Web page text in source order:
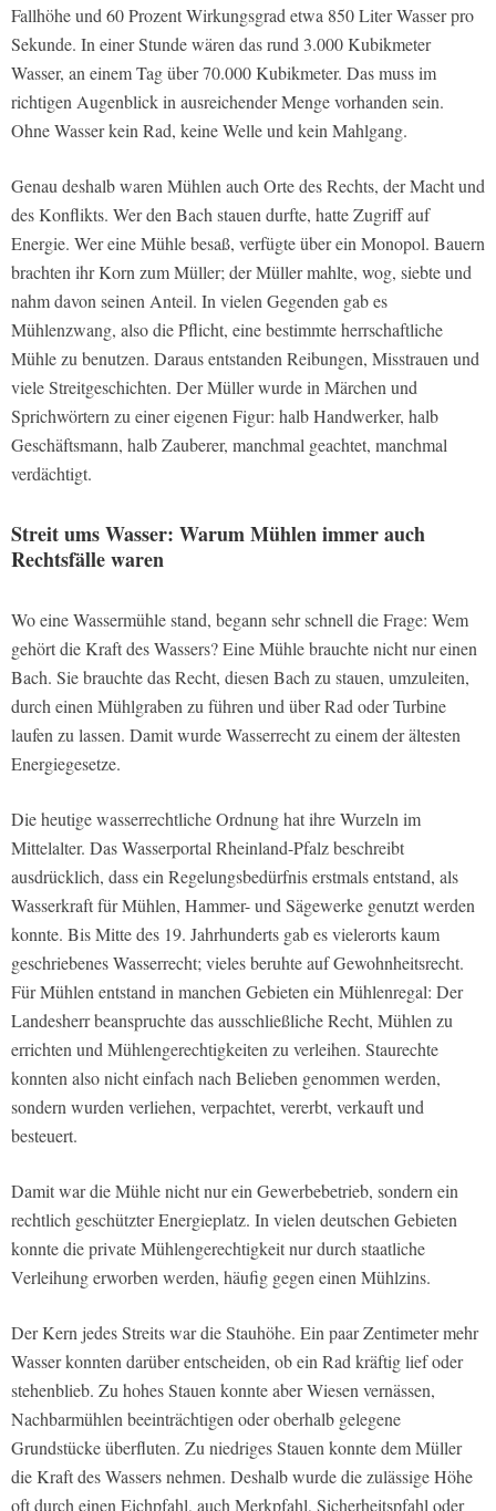
Fallhöhe und 60 Prozent Wirkungsgrad etwa 850 Liter Wasser pro
Sekunde. In einer Stunde wären das rund 3.000 Kubikmeter
Wasser, an einem Tag über 70.000 Kubikmeter. Das muss im
richtigen Augenblick in ausreichender Menge vorhanden sein.
Ohne Wasser kein Rad, keine Welle und kein Mahlgang.
Genau deshalb waren Mühlen auch Orte des Rechts, der Macht und
des Konflikts. Wer den Bach stauen durfte, hatte Zugriff auf
Energie. Wer eine Mühle besaß, verfügte über ein Monopol. Bauern
brachten ihr Korn zum Müller; der Müller mahlte, wog, siebte und
nahm davon seinen Anteil. In vielen Gegenden gab es
Mühlenzwang, also die Pflicht, eine bestimmte herrschaftliche
Mühle zu benutzen. Daraus entstanden Reibungen, Misstrauen und
viele Streitgeschichten. Der Müller wurde in Märchen und
Sprichwörtern zu einer eigenen Figur: halb Handwerker, halb
Geschäftsmann, halb Zauberer, manchmal geachtet, manchmal
verdächtigt.
Streit ums Wasser: Warum Mühlen immer auch
Rechtsfälle waren
Wo eine Wassermühle stand, begann sehr schnell die Frage: Wem
gehört die Kraft des Wassers? Eine Mühle brauchte nicht nur einen
Bach. Sie brauchte das Recht, diesen Bach zu stauen, umzuleiten,
durch einen Mühlgraben zu führen und über Rad oder Turbine
laufen zu lassen. Damit wurde Wasserrecht zu einem der ältesten
Energiegesetze.
Die heutige wasserrechtliche Ordnung hat ihre Wurzeln im
Mittelalter. Das Wasserportal Rheinland-Pfalz beschreibt
ausdrücklich, dass ein Regelungsbedürfnis erstmals entstand, als
Wasserkraft für Mühlen, Hammer- und Sägewerke genutzt werden
konnte. Bis Mitte des 19. Jahrhunderts gab es vielerorts kaum
geschriebenes Wasserrecht; vieles beruhte auf Gewohnheitsrecht.
Für Mühlen entstand in manchen Gebieten ein Mühlenregal: Der
Landesherr beanspruchte das ausschließliche Recht, Mühlen zu
errichten und Mühlengerechtigkeiten zu verleihen. Staurechte
konnten also nicht einfach nach Belieben genommen werden,
sondern wurden verliehen, verpachtet, vererbt, verkauft und
besteuert.
Damit war die Mühle nicht nur ein Gewerbebetrieb, sondern ein
rechtlich geschützter Energieplatz. In vielen deutschen Gebieten
konnte die private Mühlengerechtigkeit nur durch staatliche
Verleihung erworben werden, häufig gegen einen Mühlzins.
Der Kern jedes Streits war die Stauhöhe. Ein paar Zentimeter mehr
Wasser konnten darüber entscheiden, ob ein Rad kräftig lief oder
stehenblieb. Zu hohes Stauen konnte aber Wiesen vernässen,
Nachbarmühlen beeinträchtigen oder oberhalb gelegene
Grundstücke überfluten. Zu niedriges Stauen konnte dem Müller
die Kraft des Wassers nehmen. Deshalb wurde die zulässige Höhe
oft durch einen Eichpfahl, auch Merkpfahl, Sicherheitspfahl oder